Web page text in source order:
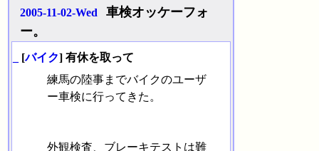
2005-11-02-Wed
車検オッケーフォ
ー。
[バイク] 有休を取って
練馬の陸事までバイクのユーザ
ー車検に行ってきた。
外観検査、ブレーキテストは難